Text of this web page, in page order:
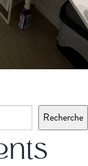
Recherche